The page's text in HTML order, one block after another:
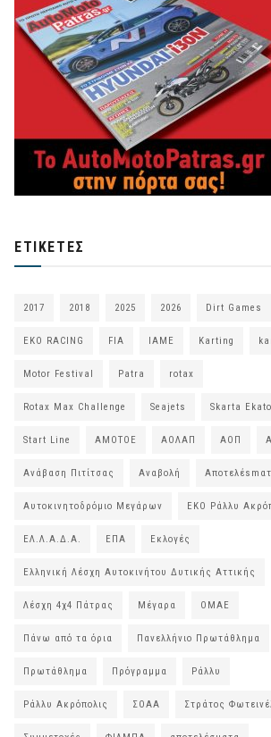
ΕΤΙΚΈΤΕΣ
2017 2018 2025 2026 Dirt Games
EKO RACING FIA IAME Karting
Motor Festival Patra rotax
Rotax Max Challenge Seajets Skarta Ekato
Start Line ΑΜΟΤΟΕ ΑΟΛΑΠ ΑΟΠ
Ανάβαση Πιτίτσας Αναβολή
Αυτοκινητοδρόμιο Μεγάρων ΕΚΟ Ράλλυ
ΕΛ.Λ.Α.Δ.Α. ΕΠΑ Εκλογές
Ελληνική Λέσχη Αυτοκινήτου Δυτικής Αττικής
Λέσχη 4χ4 Πάτρας Μέγαρα ΟΜΑΕ
Πάνω από τα όρια Πανελλήνιο Πρωτάθλημα
Πρωτάθλημα Πρόγραμμα Ράλλυ
Ράλλυ Ακρόπολις ΣΟΑΑ Στράτος